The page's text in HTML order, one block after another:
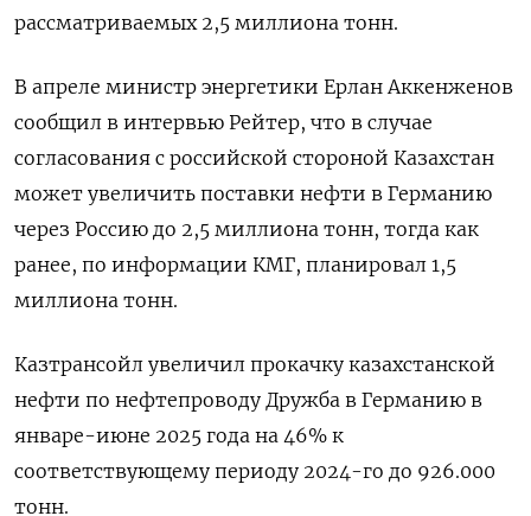
рассматриваемых 2,5 миллиона тонн.
В апреле министр энергетики Ерлан Аккенженов
сообщил в интервью Рейтер, что в случае
согласования с российской стороной Казахстан
может увеличить поставки нефти в Германию
через Россию до 2,5 миллиона тонн, тогда как
ранее, по информации КМГ, планировал 1,5
миллиона тонн.
Казтрансойл увеличил прокачку казахстанской
нефти по нефтепроводу Дружба в Германию в
январе-июне 2025 года на 46% к
соответствующему периоду 2024-го до 926.000
тонн.